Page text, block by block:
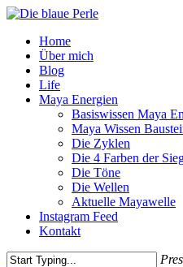
Skip
main
content
Menu
Home
Über mich
Blog
Life
Maya Energien
Basiswissen Maya
Maya Wissen
Die Zyklen
Die 4 Farben der
Die Töne
Die Wellen
Aktuelle Mayawelle
Instagram Feed
Kontakt